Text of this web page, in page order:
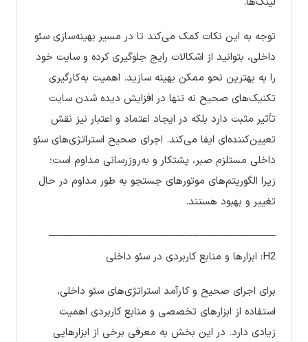
توجه به این نکات کمک می‌کند تا در مسیر بهینه‌سازی سئو
داخلی، بتوانید از اشکالات رایج جلوگیری کرده و سایت خود
را به بهترین نحو ممکن بهینه سازید. اهمیت به‌کارگیری
تکنیک‌های صحیح نه تنها در افزایش دیده شدن سایت
تأثیر مثبت دارد بلکه در ایجاد اعتماد و اعتبار نیز نقش
تعیین‌کننده‌ای ایفا می‌کند. اجرای صحیح استراتژی‌های سئو
داخلی مستلزم صبر، پشتکار و به‌روزرسانی مداوم است؛
زیرا الگوریتم‌های موتورهای جستجو به طور مداوم در حال
تغییر و بهبود هستند.
──────────────────────────────
H2: ابزارها و منابع کاربردی در سئو داخلی
برای اجرای صحیح و کارآمد استراتژی‌های سئو داخلی،
استفاده از ابزارهای تخصصی و منابع کاربردی اهمیت
زیادی دارد. در این بخش به معرفی برخی از ابزارهایی